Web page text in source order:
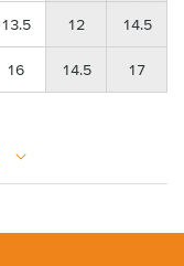
13.5 12 14.5
16 14.5 17